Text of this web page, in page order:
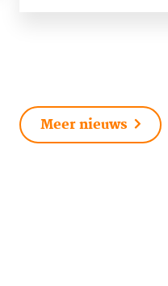
Meer nieuws